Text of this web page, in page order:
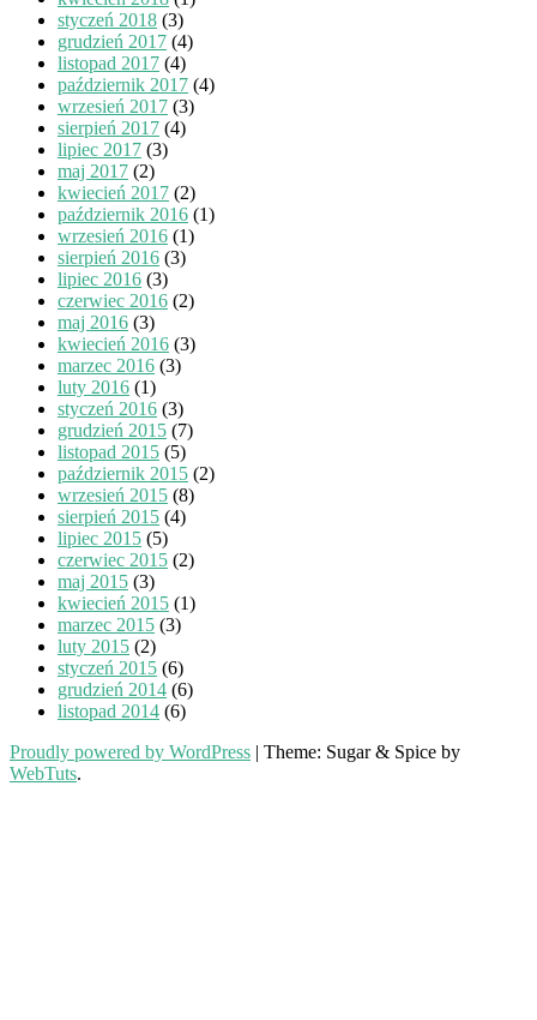
styczeń 2018 (3)
grudzień 2017 (4)
listopad 2017 (4)
październik 2017 (4)
wrzesień 2017 (3)
sierpień 2017 (4)
lipiec 2017 (3)
maj 2017 (2)
kwiecień 2017 (2)
październik 2016 (1)
wrzesień 2016 (1)
sierpień 2016 (3)
lipiec 2016 (3)
czerwiec 2016 (2)
maj 2016 (3)
kwiecień 2016 (3)
marzec 2016 (3)
luty 2016 (1)
styczeń 2016 (3)
grudzień 2015 (7)
listopad 2015 (5)
październik 2015 (2)
wrzesień 2015 (8)
sierpień 2015 (4)
lipiec 2015 (5)
czerwiec 2015 (2)
maj 2015 (3)
kwiecień 2015 (1)
marzec 2015 (3)
luty 2015 (2)
styczeń 2015 (6)
grudzień 2014 (6)
listopad 2014 (6)
Proudly powered by WordPress | Theme: Sugar & Spice by
WebTuts.